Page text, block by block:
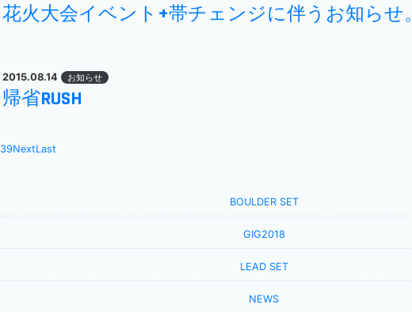
花火大会イベント+帯チェンジに伴うお知らせ。
2015.08.14 お知らせ
帰省RUSH
39NextLast
BOULDER SET
GIG2018
LEAD SET
NEWS